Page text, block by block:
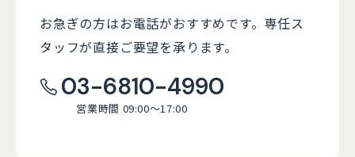
お急ぎの方はお電話がおすすめです。 専任ス
タッフが直接ご要望を承ります。
03-6810-4990
営業時間 09:00～17:00